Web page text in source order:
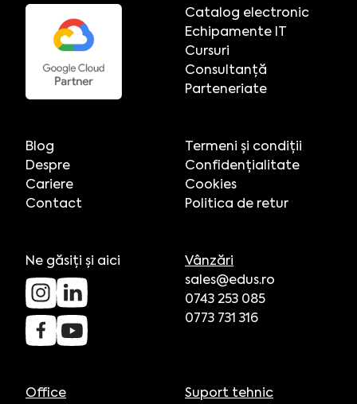
Catalog electronic
Echipamente IT
Cursuri
Consultanță
Parteneriate
Blog
Despre
Cariere
Contact
Termeni și condiții
Confidențialitate
Cookies
Politica de retur
Ne găsiți și aici
Vânzări
sales@edus.ro
0743 253 085
0773 731 316
Office Suport tehnic